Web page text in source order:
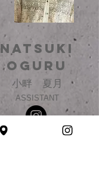
小畔 夏月
ASSISTANT
NATSUKI
OGURU